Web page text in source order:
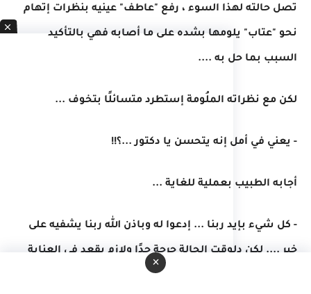
تصل حالته لهذا السوء ، رفع "عاطف" عينيه بنظرات إتهام
نحو "عتاب" يلومها بشده على ما أصابه فهي بالتأكيد
السبب بما حل به ....
لكن مع نظراته الملُومة إستطرد متسائلًا بتخوف ...
- يعني في أمل إنه يتحسن يا دكتور ...؟!!
أجابه الطبيب بعملية للغاية ...
- كل شيء بإيد ربنا ... إدعوا له وباذن الله ربنا يشفيه على
خير .... لكن دلوقتِ الحالة حرجة جدًا ولازم يقعد في العناية
×